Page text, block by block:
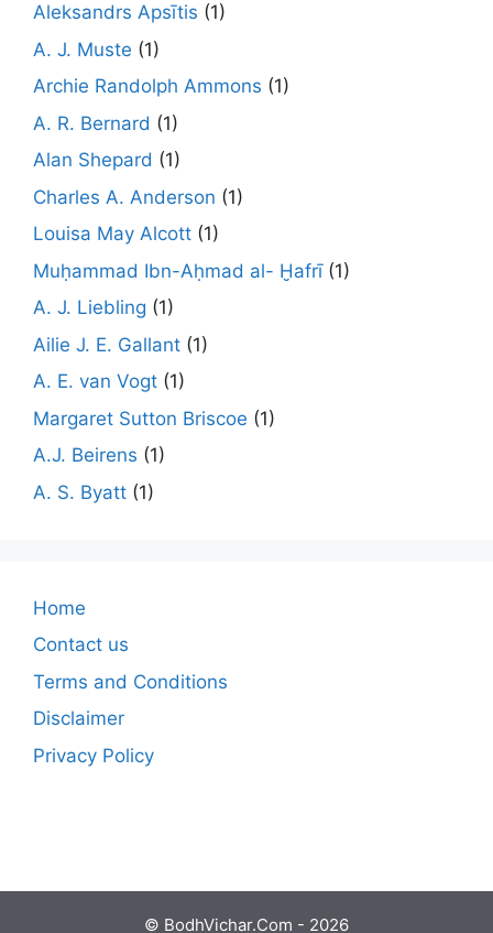
Aleksandrs Apsītis (1)
A. J. Muste (1)
Archie Randolph Ammons (1)
A. R. Bernard (1)
Alan Shepard (1)
Charles A. Anderson (1)
Louisa May Alcott (1)
Muḥammad Ibn-Aḥmad al- Ḫafrī(1)
A. J. Liebling (1)
Ailie J. E. Gallant (1)
A. E. van Vogt (1)
Margaret Sutton Briscoe (1)
A.J. Beirens (1)
A. S. Byatt (1)
Home
Contact us
Terms and Conditions
Disclaimer
Privacy Policy
© BodhVichar.Com - 2026